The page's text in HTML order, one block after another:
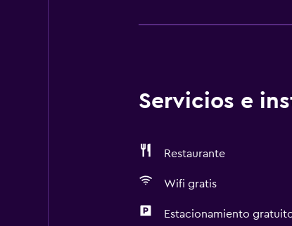
Servicios e
Restaurante
Wifi gratis
Estacionamiento